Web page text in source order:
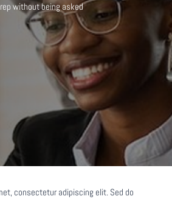
without being asked
consectetur adipiscing elit. Sed do